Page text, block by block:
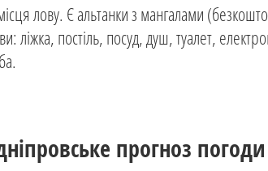
лову. Є альтанки з мангалами
ліжка, постіль, посуд, душ, туалет,
прогноз погоди